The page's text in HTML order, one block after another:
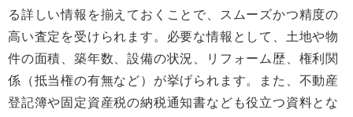
る詳しい情報を揃えておくことで、スムーズかつ精度の
高い査定を受けられます。必要な情報として、土地や物
件の面積、築年数、設備の状況、リフォーム歴、権利関
係（抵当権の有無など）が挙げられます。また、不動産
登記簿や固定資産税の納税通知書なども役立つ資料とな